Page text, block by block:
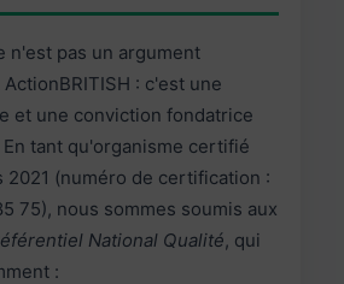
n'est pas un argument
: c'est une
et une conviction fondatrice
tant qu'organisme certifié
2021 (numéro de certification :
75), nous sommes soumis aux
National Qualité, qui
: